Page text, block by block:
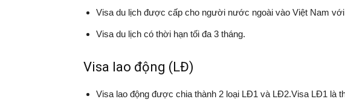
Visa du lịch được cấp cho người nước ngoài vào Việt Nam
Visa du lịch có thời hạn tối đa 3 tháng.
Visa lao động (LĐ)
Visa lao động được chia thành 2 loại LĐ1 và LĐ2.Visa LĐ1 là